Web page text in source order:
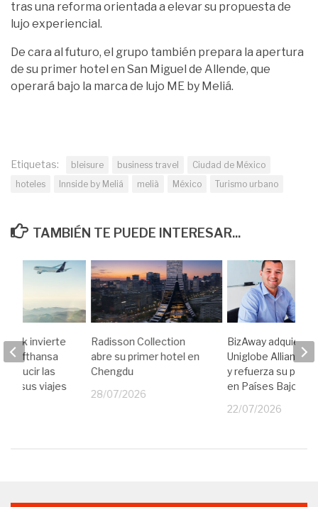
tras una reforma orientada a elevar su propuesta de
lujo experiencial.
De cara al futuro, el grupo también prepara la apertura
de su primer hotel en San Miguel de Allende, que
operará bajo la marca de lujo ME by Meliá.
Etiquetas: bleisure business travel
Ciudad de México
hoteles
Innside by Meliá melià México Turismo urbano
TAMBIÉN TE PUEDE INTERESAR...
Radisson Collection
abre su primer hotel en
Chengdu
28/07/2026
BizAway adquiere
Uniglobe Alliance
y refuerza su
en Países Bajos
22/07/2026
Bank invierte
Lufthansa
reducir las
de sus viajes